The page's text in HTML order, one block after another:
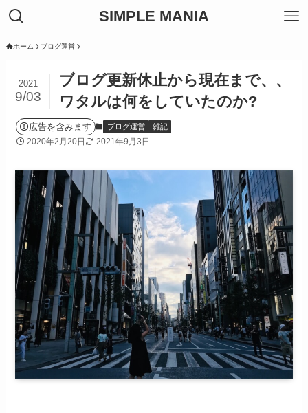
SIMPLE MANIA
ホーム ブログ運営
ブログ更新休止から現在まで、、
ワタルは何をしていたのか?
2021
9/03
広告を含みます ブログ運営 雑記
2020年2月20日 2021年9月3日